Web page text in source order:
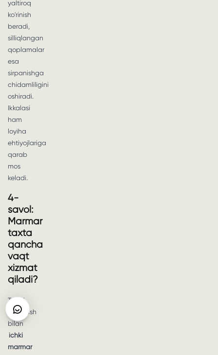
yaltiroq
ko'rinish
beradi,
silliqlangan
qoplamalar
esa
sirpanishga
chidamliligini
oshiradi.
Ikkalasi
ham
loyiha
ehtiyojlariga
qarab
mos
keladi.
4-
savol:
Marmar
taxta
qancha
vaqt
xizmat
qiladi?
To'g'ri
parvarish
bilan
ichki
marmar